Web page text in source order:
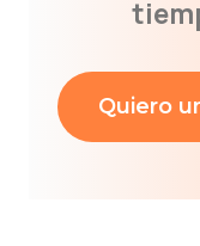
Quiero